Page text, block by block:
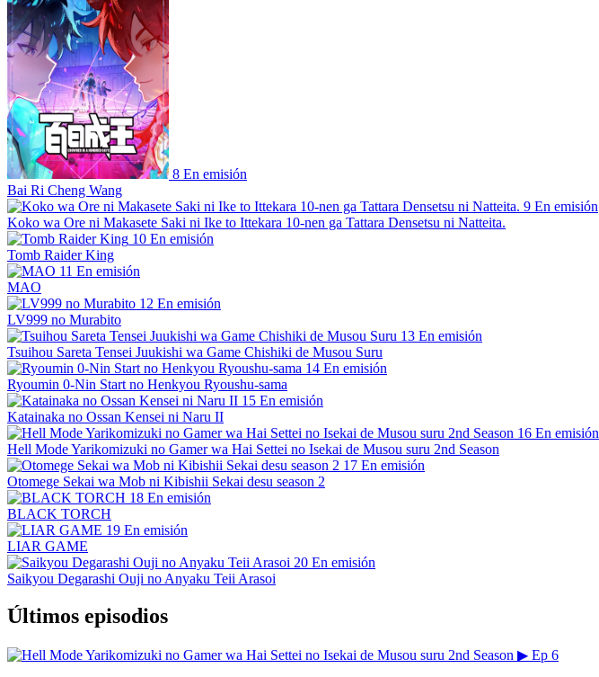
8 En emisión
Bai Ri Cheng Wang
9 En emisión
Koko wa Ore ni Makasete Saki ni Ike to Ittekara 10-nen ga Tattara Densetsu ni Natteita.
10 En emisión
Tomb Raider King
11 En emisión
MAO
12 En emisión
LV999 no Murabito
13 En emisión
Tsuihou Sareta Tensei Juukishi wa Game Chishiki de Musou Suru
14 En emisión
Ryoumin 0-Nin Start no Henkyou Ryoushu-sama
15 En emisión
Katainaka no Ossan Kensei ni Naru II
16 En emisión
Hell Mode Yarikomizuki no Gamer wa Hai Settei no Isekai de Musou suru 2nd Season
17 En emisión
Otomege Sekai wa Mob ni Kibishii Sekai desu season 2
18 En emisión
BLACK TORCH
19 En emisión
LIAR GAME
20 En emisión
Saikyou Degarashi Ouji no Anyaku Teii Arasoi
Últimos episodios
▶ Ep 6